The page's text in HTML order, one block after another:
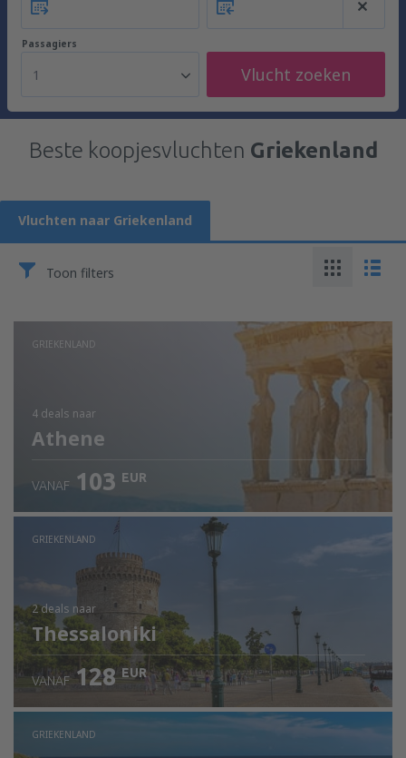
Passagiers
1 Vlucht zoeken
Beste koopjesvluchten Griekenland
Vluchten naar Griekenland
Toon filters
GRIEKENLAND
4 deals naar
Athene
VANAF 103 EUR
GRIEKENLAND
2 deals naar
Thessaloniki
VANAF 128 EUR
GRIEKENLAND